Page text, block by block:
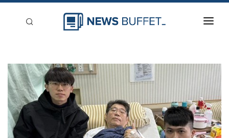
新聞稿分類
登入